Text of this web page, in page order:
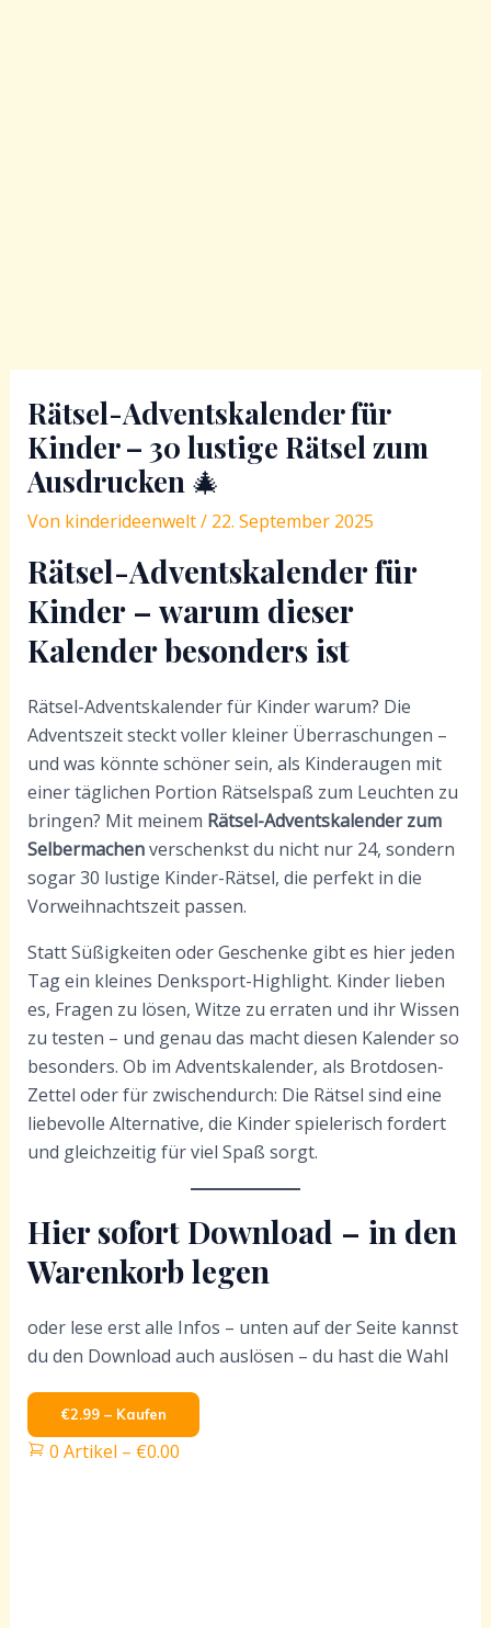
Rätsel-Adventskalender für
Kinder – 30 lustige Rätsel zum
Ausdrucken 🎄
Von kinderideenwelt/ 22. September 2025
Rätsel-Adventskalender für
Kinder – warum dieser
Kalender besonders ist
Rätsel-Adventskalender für Kinder warum? Die
Adventszeit steckt voller kleiner Überraschungen –
und was könnte schöner sein, als Kinderaugen mit
einer täglichen Portion Rätselspaß zum Leuchten zu
bringen? Mit meinem Rätsel-Adventskalender zum
Selbermachenverschenkst du nicht nur 24, sondern
sogar 30 lustige Kinder-Rätsel, die perfekt in die
Vorweihnachtszeit passen.
Statt Süßigkeiten oder Geschenke gibt es hier jeden
Tag ein kleines Denksport-Highlight. Kinder lieben
es, Fragen zu lösen, Witze zu erraten und ihr Wissen
zu testen – und genau das macht diesen Kalender so
besonders. Ob im Adventskalender, als Brotdosen-
Zettel oder für zwischendurch: Die Rätsel sind eine
liebevolle Alternative, die Kinder spielerisch fordert
und gleichzeitig für viel Spaß sorgt.
Hier sofort Download – in den
Warenkorb legen
oder lese erst alle Infos – unten auf der Seite kannst
du den Download auch auslösen – du hast die Wahl
€2.99 – Kaufen
0 Artikel – €0.00